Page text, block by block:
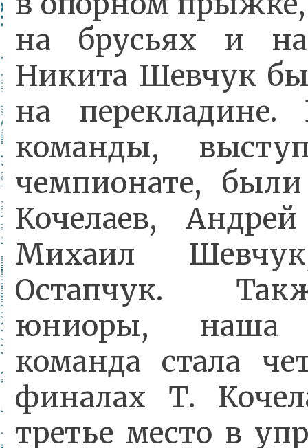
на брусьях и на
Никита Шевчук
на перекладине.
команды,
чемпионате,
Кочелаев,
Михаил
Остапчук.
юниоры, наша
команда стала
финалах Т.
третье место в